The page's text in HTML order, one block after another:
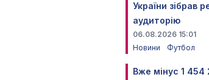
України зібрав
аудиторію
06.08.2026 15:01
Новини
Футбол
Вже мінус 1